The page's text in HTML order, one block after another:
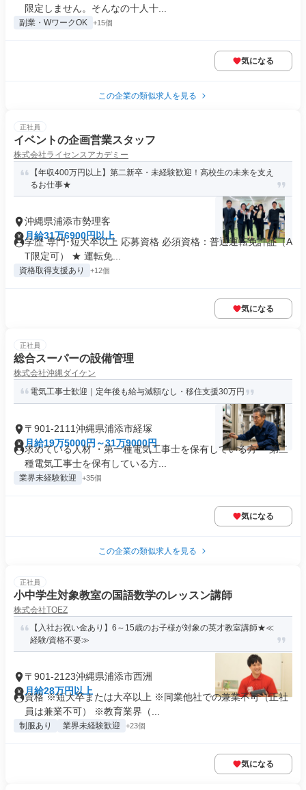
限定しません。そんなの十人十...
副業・WワークOK +15個
気になる
この企業の類似求人を見る
正社員
イベントの企画営業スタッフ
株式会社ライセンスアカデミー
【年収400万円以上】第二新卒・未経験歓迎！高校生の未来を支え
るお仕事★
沖縄県浦添市勢理客
月給31万6900円以上
学歴 専門･短大卒以上 応募資格 必須資格：普通運転免許証（A
T限定可） ★ 運転免...
資格取得支援あり +12個
気になる
正社員
総合スーパーの設備管理
株式会社沖縄ダイケン
電気工事士歓迎｜定年後も給与減額なし・移住支援30万円
〒901-2111沖縄県浦添市経塚
月給19万5000円～31万9000円
求めている人材 ・第一種電気工事士を保有している方 ・第二
種電気工事士を保有している方...
業界未経験歓迎 +35個
気になる
この企業の類似求人を見る
正社員
小中学生対象教室の国語数学のレッスン講師
株式会社TOEZ
【入社お祝い金あり】6～15歳のお子様が対象の英才教室講師★≪
経験/資格不要≫
〒901-2123沖縄県浦添市西洲
月給28万円以上
資格 ※短大卒または大卒以上 ※同業他社での兼業不可（正社
員は兼業不可） ※教育業界（...
制服あり 業界未経験歓迎 +23個
気になる